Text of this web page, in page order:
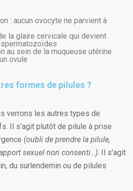
: aucun ovocyte ne parvient à
la glaire cervicale qui devient
au sein de la muqueuse utérine
ovule
formes de pilules ?
verrons les autres types de
Il s’agit plutôt de pilule à prise
(oubli de prendre la pilule,
sexuel non consenti…). Il s’agit
du surlendemin ou de pilules